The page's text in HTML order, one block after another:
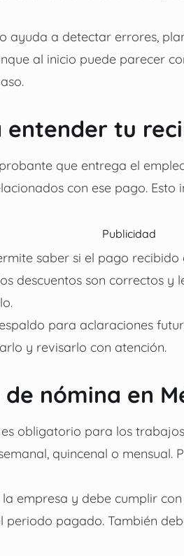
ayuda a detectar errores,
al inicio puede parecer
entender tu
que entrega el
con ese pago.
Publicidad
saber si el pago
descuentos son correctos y
para aclaraciones
y revisarlo con atención.
nómina en
obligatorio para los
quincenal o mensual.
empresa y debe cumplir
pagado. También